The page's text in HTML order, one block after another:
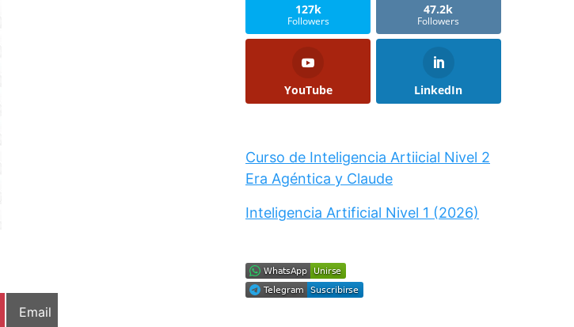
Compartir
Email
127k
Followers
47.2k
Followers
YouTube LinkedIn
Curso de Inteligencia Artiicial Nivel 2
Era Agéntica y Claude
Inteligencia Artificial Nivel 1 (2026)